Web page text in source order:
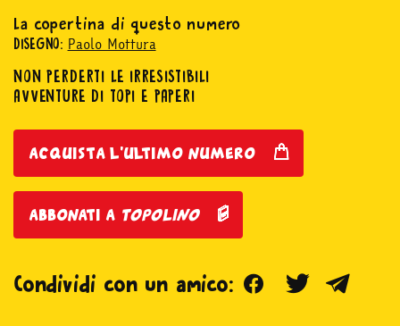
La copertina di questo numero
DISEGNO: Paolo Mottura
NON PERDERTI LE IRRESISTIBILI
AVVENTURE DI TOPI E PAPERI
acquista l'ultimo numero
abbonati a topolino
Condividi con un amico: FacebookTwitter